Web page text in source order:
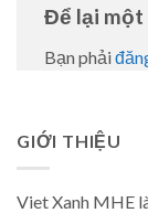
Để lại một
Bạn phải
GIỚI THIỆU
Viet Xanh MHE